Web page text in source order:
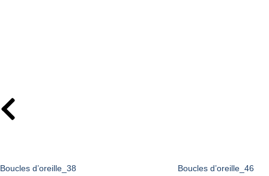
Boucles d’oreille_38 Boucles d’oreille_46